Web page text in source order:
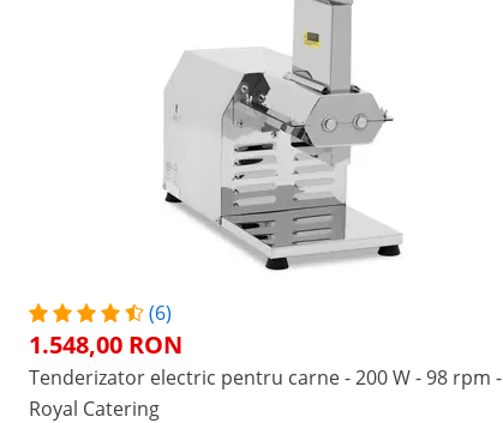
(6)
1.548,00 RON
Tenderizator electric pentru carne - 200 W - 98 rpm -
Royal Catering